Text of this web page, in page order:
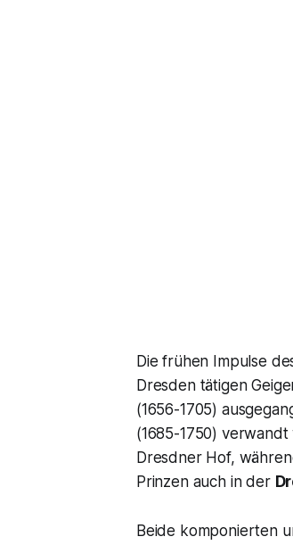
Die frühen Impulse
Dresden tätigen
(1656-1705)
(1685-1750) verwandt
Dresdner Hof,
Prinzen auch in der
Beide komponierten